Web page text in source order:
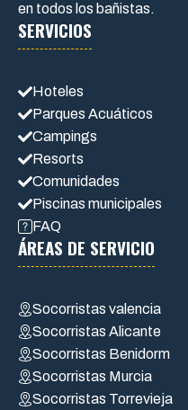
en todos los bañistas.
SERVICIOS
Hoteles
Parques Acuáticos
Campings
Resorts
Comunidades
Piscinas municipales
FAQ
ÁREAS DE SERVICIO
Socorristas valencia
Socorristas Alicante
Socorristas Benidorm
Socorristas Murcia
Socorristas Torrevieja